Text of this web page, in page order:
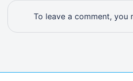
To leave a comment, you